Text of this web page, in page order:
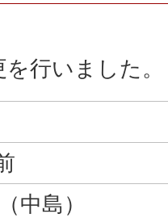
行いました。
中島）